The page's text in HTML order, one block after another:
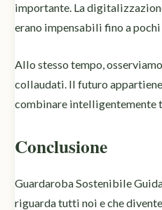
importante. La
erano impensabili fino a pochi
Allo stesso tempo,
collaudati. Il futuro
combinare intelligentemente
Conclusione
Guardaroba Sostenibile
riguarda tutti noi e che